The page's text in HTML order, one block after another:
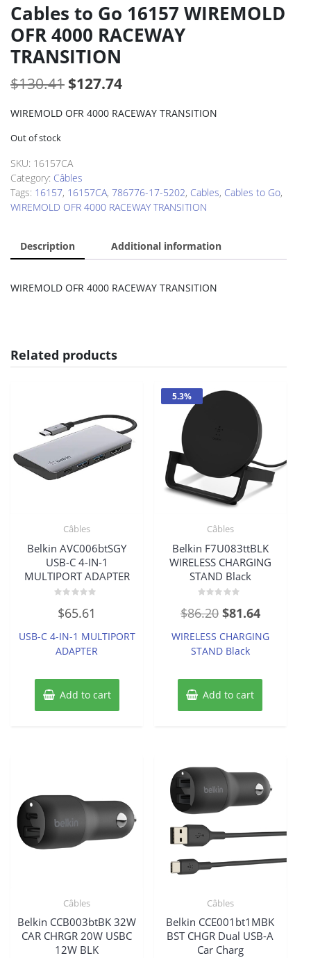
Cables to Go 16157 WIREMOLD
OFR 4000 RACEWAY
TRANSITION
$130.41 Original
$127.74Current
WIREMOLD OFR 4000 RACEWAY TRANSITION
Out of stock
SKU: 16157CA
Category: Câbles
Tags: 16157, 16157CA, 786776-17-5202, Cables, Cables to Go,
WIREMOLD OFR 4000 RACEWAY TRANSITION
Description Additional information
WIREMOLD OFR 4000 RACEWAY TRANSITION
Related products
Câbles
Belkin AVC006btSGY
USB-C 4-IN-1
MULTIPORT ADAPTER
0
out
5
$65.61
USB-C 4-IN-1 MULTIPORT
ADAPTER
Add to cart
5.3%
Câbles
Belkin F7U083ttBLK
WIRELESS CHARGING
STAND Black
0
5
$86.20 Original
price
was:
$81.64Current
price
WIRELESS CHARGING
STAND Black
Add to cart
Câbles
Belkin CCB003btBK 32W
CAR CHRGR 20W USBC
12W BLK
Câbles
Belkin CCE001bt1MBK
BST CHGR Dual USB-A
Car Charg